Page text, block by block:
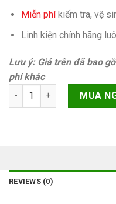
Miễn phíkiếm tra, vệ
Linh kiện chính hãng
Lưu ý: Giá trên đã bao
phí khác
Ic sạc, ic usb iPhone 6
MUA
REVIEWS (0)